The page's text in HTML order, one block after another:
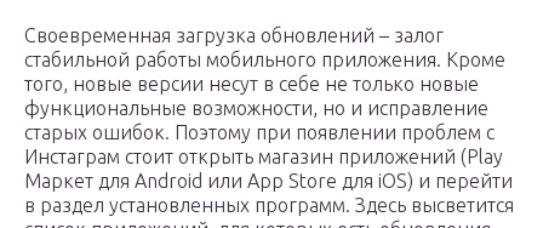
Своевременная загрузка обновлений – залог
стабильной работы мобильного приложения. Кроме
того, новые версии несут в себе не только новые
функциональные возможности, но и исправление
старых ошибок. Поэтому при появлении проблем с
Инстаграм стоит открыть магазин приложений (Play
Маркет для Android или App Store для iOS) и перейти
в раздел установленных программ. Здесь высветится